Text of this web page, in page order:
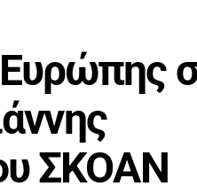
ΣΚΟΑΝ